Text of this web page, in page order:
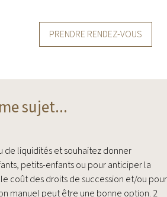
sujet...
de liquidités et souhaitez donner
petits-enfants ou pour anticiper la
coût des droits de succession et/ou pour
manuel peut être une bonne option. 2